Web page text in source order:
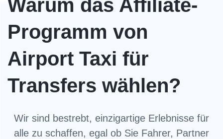
Warum das Affiliate-
Programm von
Airport Taxi für
Transfers wählen?
Wir sind bestrebt, einzigartige Erlebnisse für
alle zu schaffen, egal ob Sie Fahrer, Partner